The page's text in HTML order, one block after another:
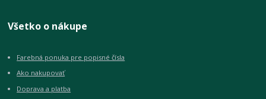
Všetko o nákupe
Farebná ponuka pre popisné čísla
Ako nakupovať
Doprava a platba